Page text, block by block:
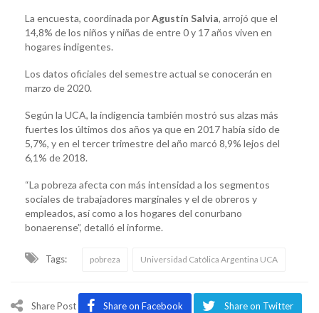
La encuesta, coordinada porAgustín Salvia, arrojó que el
14,8% de los niños y niñas de entre 0 y 17 años viven en
hogares indigentes.
Los datos oficiales del semestre actual se conocerán en
marzo de 2020.
Según la UCA, la indigencia también mostró sus alzas más
fuertes los últimos dos años ya que en 2017 había sido de
5,7%, y en el tercer trimestre del año marcó 8,9% lejos del
6,1% de 2018.
“La pobreza afecta con más intensidad a los segmentos
sociales de trabajadores marginales y el de obreros y
empleados, así como a los hogares del conurbano
bonaerense”, detalló el informe.
Tags: pobreza Universidad Católica Argentina UCA
Share Post Share on Facebook Share on Twitter